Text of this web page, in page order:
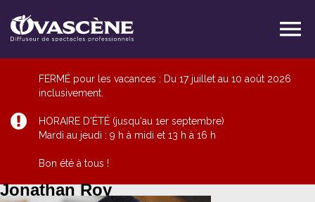
FERMÉ pour les vacances : Du 17 juillet au 10 août 2026
inclusivement.
HORAIRE D'ÉTÉ (jusqu'au 1er septembre)
Mardi au jeudi : 9 h à midi et 13 h à 16 h
Bon été à tous !
Jonathan Roy